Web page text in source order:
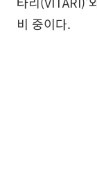
비 중이다.